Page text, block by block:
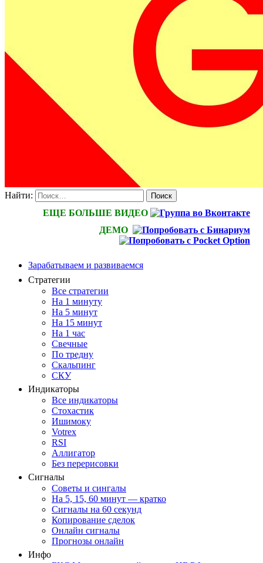
Найти:
ЕЩЕ БОЛЬШЕ ВИДЕО
ДЕМО
Зарабатываем и развиваемся
Стратегии
Все стратегии
На 1 минуту
На 5 минут
На 15 минут
На 1 час
Свечные
По тредну
Скальпинг
СКУ
Индикаторы
Все индикаторы
Стохастик
Ишимоку
Votrex
RSI
Аллигатор
Без перерисовки
Сигналы
Советы и сингалы
На 5, 15, 60 минут — кратко
Сигналы на 60 секунд
Копирование сделок
Онлайн сигналы
Прогнозы онлайн
Инфо